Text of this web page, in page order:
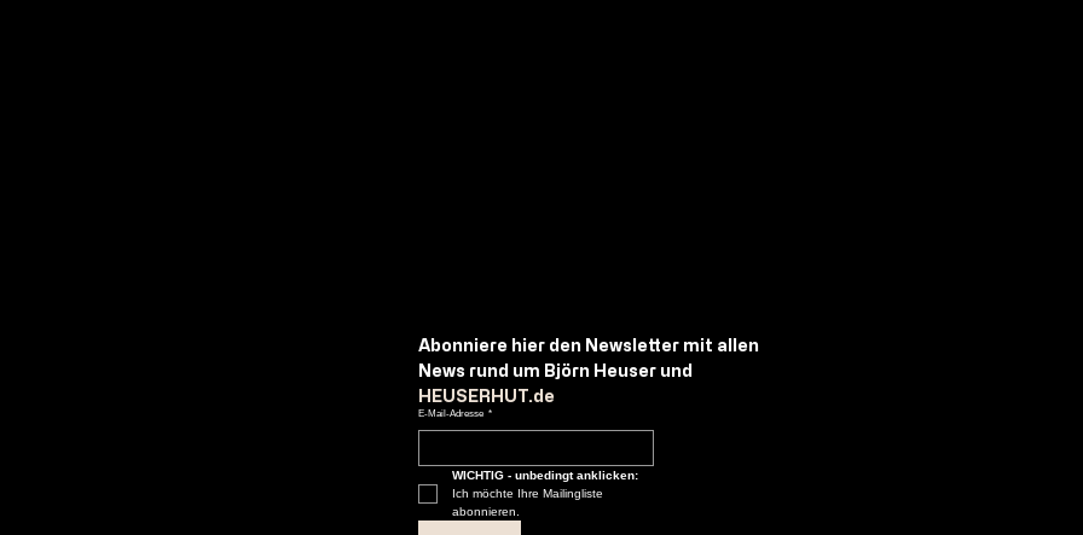
Abonniere hier den Newsletter mit allen
News rund um Björn Heuser
HEUSERHUT.de
E-Mail-Adresse *
WICHTIG - unbedingt anklicken:
Ich möchte Ihre Mailingliste
abonnieren.